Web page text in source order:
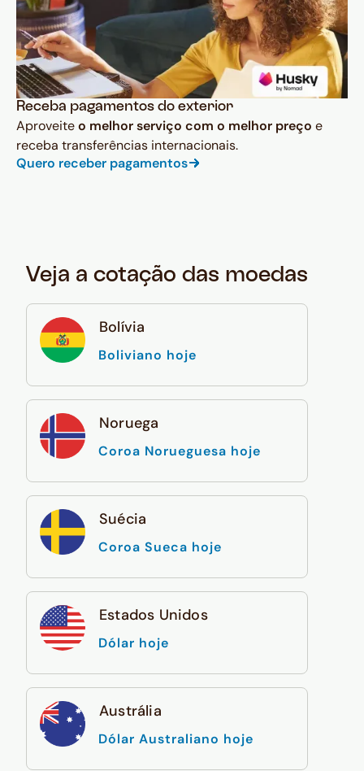
Receba pagamentos do exterior
Aproveiteo melhor serviço com o melhor preço e
receba transferências internacionais.
Quero receber pagamentos
Veja a cotação das moedas
Bolívia
Boliviano hoje
Noruega
Coroa Norueguesa hoje
Suécia
Coroa Sueca hoje
Estados Unidos
Dólar hoje
Austrália
Dólar Australiano hoje